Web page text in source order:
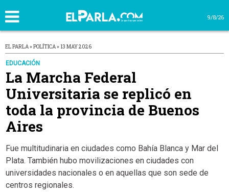
9/8/26
EL PARLA » POLÍTICA » 13 MAY 2026
EDUCACIÓN
La Marcha Federal
Universitaria se replicó en
toda la provincia de Buenos
Aires
Fue multitudinaria en ciudades como Bahía Blanca y Mar del
Plata. También hubo movilizaciones en ciudades con
universidades nacionales o en aquellas que son sede de
centros regionales.